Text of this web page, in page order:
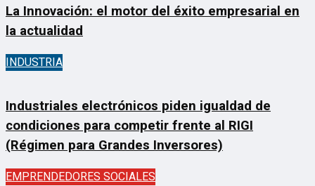
La Innovación: el motor del éxito empresarial en
la actualidad
INDUSTRIA
Industriales electrónicos piden igualdad de
condiciones para competir frente al RIGI
(Régimen para Grandes Inversores)
EMPRENDEDORES SOCIALES